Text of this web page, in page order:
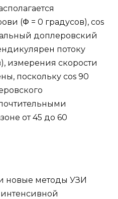
(Φ = 0 градусов), cos
доплеровский
потоку
измерения скорости
поскольку cos 90
от 45 до 60
новые методы УЗИ